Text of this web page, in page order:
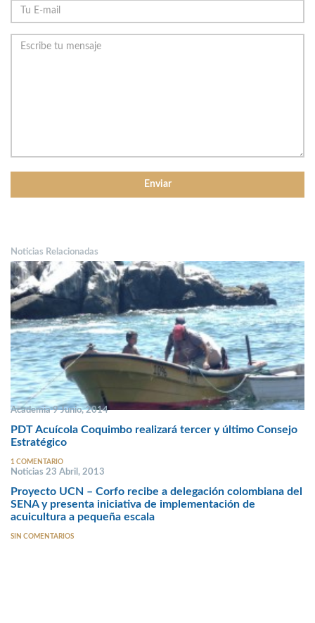
Noticias Relacionadas
Academia 9 Junio, 2014
PDT Acuícola Coquimbo realizará tercer y último Consejo
Estratégico
1 COMENTARIO
Noticias 23 Abril, 2013
Proyecto UCN – Corfo recibe a delegación colombiana del
SENA y presenta iniciativa de implementación de
acuicultura a pequeña escala
SIN COMENTARIOS